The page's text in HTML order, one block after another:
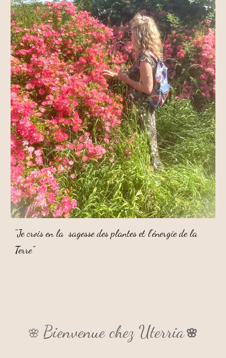
"Je crois en la sagesse desplantes et l'énergie de la
Terre"
🌸 Bienvenue chez Uterria🌸